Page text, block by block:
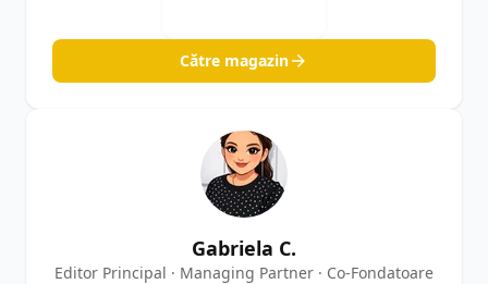
Către magazin
Gabriela C.
Editor Principal · Managing Partner · Co-Fondatoare